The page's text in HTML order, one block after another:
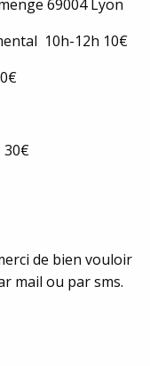
69004 Lyon
10h-12h 10€
30€
de bien vouloir
mail ou par sms.